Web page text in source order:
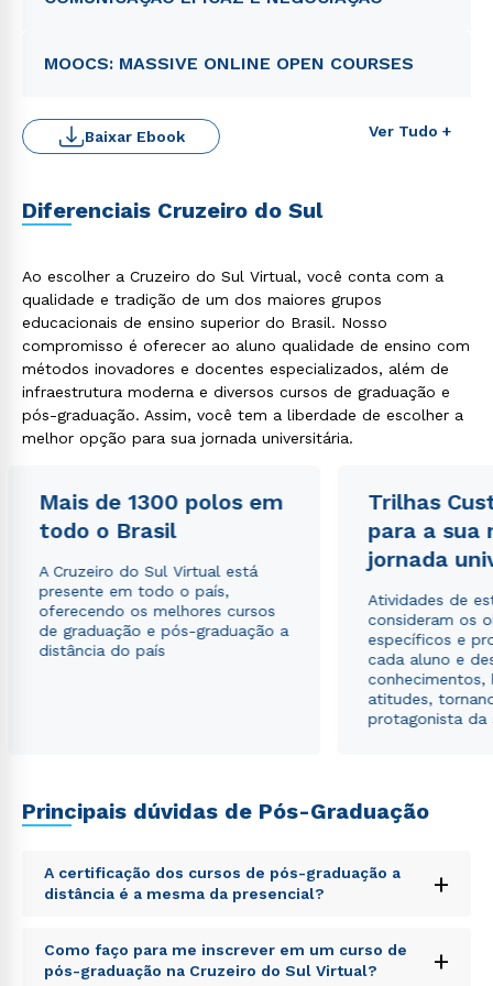
MOOCS: MASSIVE ONLINE OPEN COURSES
Ver Tudo +
Baixar Ebook
Diferenciais Cruzeiro do Sul
Ao escolher a Cruzeiro do Sul Virtual, você conta com a
qualidade e tradição de um dos maiores grupos
educacionais de ensino superior do Brasil. Nosso
compromisso é oferecer ao aluno qualidade de ensino com
métodos inovadores e docentes especializados, além de
infraestrutura moderna e diversos cursos de graduação e
pós-graduação. Assim, você tem a liberdade de escolher a
melhor opção para sua jornada universitária.
Mais de 1300 polos em
todo o Brasil
A Cruzeiro do Sul Virtual está
presente em todo o país,
oferecendo os melhores cursos
de graduação e pós-graduação a
distância do país
Trilhas
para a sua
jornada
Atividades de
consideram os
específicos e
cada aluno e
conhecimentos,
atitudes,
protagonista da
Principais dúvidas de Pós-Graduação
A certificação dos cursos de pós-graduação a
distância é a mesma da presencial?
+
Sed ut perspiciatis unde omnis iste natus error sit
voluptatem accusantium doloremque laudantium,
Como faço para me inscrever em um curso de
pós-graduação na Cruzeiro do Sul Virtual?
+
Rápido e fácil
WhatsApp
ou
Estou de acordo com a
autorizo que meus dados sejam utilizados para o